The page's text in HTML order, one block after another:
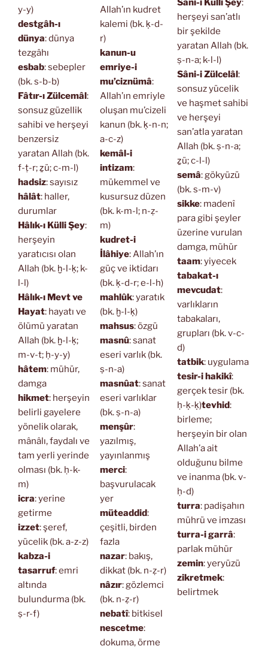
y-y)
destgâh-ı
dünya: dünya
tezgâhı
esbab: sebepler
(bk. s-b-b)
Fâtır-ı Zülcemâl :
sonsuz güzellik
sahibi ve herşeyi
benzersiz
yaratan Allah (bk.
f-ṭ-r; ẕü; c-m-l)
hadsiz: sayısız
hâlât: haller,
durumlar
Hâlık-ı Külli Şey:
herşeyin
yaratıcısı olan
Allah (bk. ḫ-l-ḳ; k-
l-l)
Hâlık-ı Mevt ve
Hayat: hayatı ve
ölümü yaratan
Allah (bk. ḫ-l-ḳ;
m-v-t; ḥ-y-y)
hâtem: mühür,
damga
hikmet: herşeyin
belirli gayelere
yönelik olarak,
mânâlı, faydalı ve
tam yerli yerinde
olması (bk. ḥ-k-
m)
icra: yerine
getirme
izzet: şeref,
yücelik (bk. a-z-z)
kabza-i
tasarruf: emri
altında
bulundurma (bk.
ṣ-r-f)
Allah’ın kudret
kalemi (bk. ḳ-d-
r)
kanun-u
emriye-i
mu’ciznümâ:
Allah’ın emriyle
oluşan mu’cizeli
kanun (bk. ḳ-n-n;
a-c-z)
kemâl-i
intizam:
mükemmel ve
kusursuz düzen
(bk. k-m-l; n-ẓ-
m)
kudret-i
İlâhiye: Allah’ın
güç ve iktidarı
(bk. ḳ-d-r; e-l-h)
mahlûk: yaratık
(bk. ḫ-l-ḳ)
mahsus: özgü
masnû: sanat
eseri varlık (bk.
ṣ-n-a)
masnûat: sanat
eseri varlıklar
(bk. ṣ-n-a)
menşûr:
yazılmış,
yayınlanmış
merci:
başvurulacak
yer
müteaddid:
çeşitli, birden
fazla
nazar: bakış,
dikkat (bk. n-ẓ-r)
nâzır: gözlemci
(bk. n-ẓ-r)
nebatî: bitkisel
nescetme:
dokuma, örme
Sâni-i Külli Şey:
herşeyi san’atlı
bir şekilde
yaratan Allah (bk.
ṣ-n-a; k-l-l)
Sâni-i Zülcelâl :
sonsuz yücelik
ve haşmet sahibi
ve herşeyi
san’atla yaratan
Allah (bk. ṣ-n-a;
ẕü; c-l-l)
semâ: gökyüzü
(bk. s-m-v)
sikke: madenî
para gibi şeyler
üzerine vurulan
damga, mühür
taam: yiyecek
tabakat-ı
mevcudat:
varlıkların
tabakaları,
grupları (bk. v-c-
d)
tatbik: uygulama
tesir-i hakikî:
gerçek tesir (bk.
ḥ-ḳ-ḳ)tevhid:
birleme;
herşeyin bir olan
Allah’a ait
olduğunu bilme
ve inanma (bk. v-
ḥ-d)
turra: padişahın
mührü ve imzası
turra-i garrâ:
parlak mühür
zemin: yeryüzü
zikretmek:
belirtmek